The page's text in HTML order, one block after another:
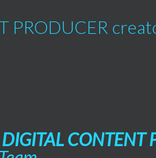
PRODUCER
DIGITAL CONTENT